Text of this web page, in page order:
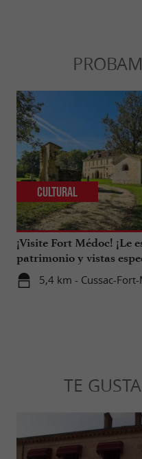
¡Visite Fort Médoc! ¡Le
patrimonio y vistas
5,4 km - Cussac-
Cultural
TE